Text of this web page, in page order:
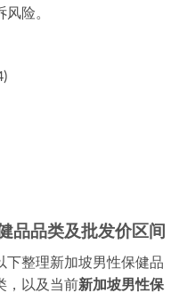
险。
品品类及批发价区间
下整理新加坡男性保健品
，以及当前新加坡男性保